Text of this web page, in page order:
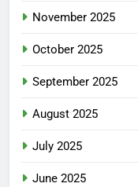
November 2025
October 2025
September 2025
August 2025
July 2025
June 2025